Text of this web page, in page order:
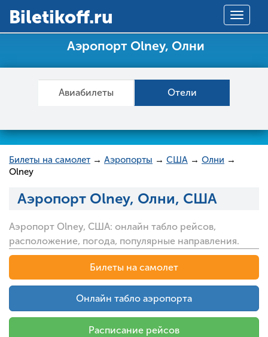
Toggle
Вiletikoff.ru
Аэропорт Olney, Олни
Авиабилеты Отели
Билеты на самолет → Аэропорты → США → Олни →
Olney
Аэропорт Olney, Олни, США
Аэропорт Olney, США: онлайн табло рейсов,
расположение, погода, популярные направления.
Билеты на самолет
Онлайн табло аэропорта
Расписание рейсов